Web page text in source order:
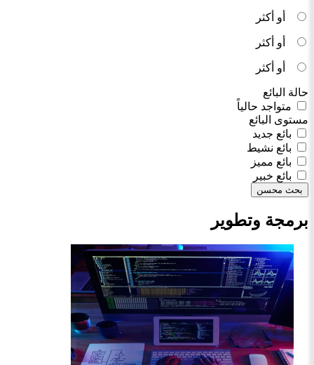
أو أكثر
أو أكثر
أو أكثر
حالة البائع
متواجد حالياً
مستوى البائع
بائع جديد
بائع نشيط
بائع مميز
بائع خبير
بحث محسن
برمجة وتطوير